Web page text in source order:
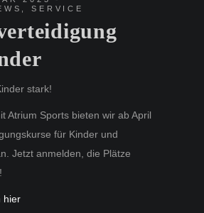
,SERVICE
stark!
Atrium Sports bieten wir ab April
für Kinder und
Jetzt anmelden, die Plätze
hier